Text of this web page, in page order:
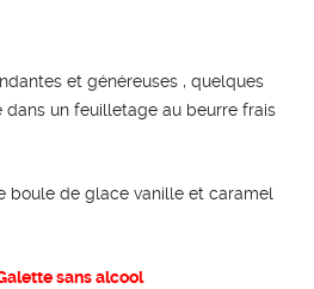
et généreuses , quelques
dans un feuilletage au beurre frais
boule de glace vanille et caramel
sans alcool